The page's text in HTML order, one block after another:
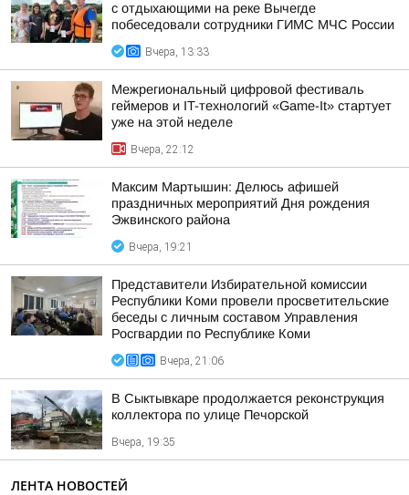
с отдыхающими на реке Вычегде
побеседовали сотрудники ГИМС МЧС России
Вчера, 13:33
Межрегиональный цифровой фестиваль
геймеров и IT-технологий «Game-It» стартует
уже на этой неделе
Вчера, 22:12
Максим Мартышин: Делюсь афишей
праздничных мероприятий Дня рождения
Эжвинского района
Вчера, 19:21
Представители Избирательной комиссии
Республики Коми провели просветительские
беседы с личным составом Управления
Росгвардии по Республике Коми
Вчера, 21:06
В Сыктывкаре продолжается реконструкция
коллектора по улице Печорской
Вчера, 19:35
ЛЕНТА НОВОСТЕЙ